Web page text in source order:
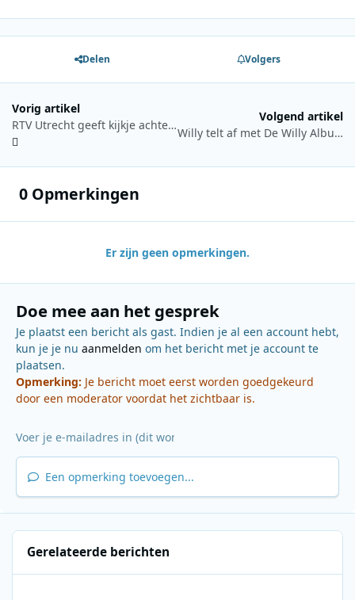
Delen Volgers
Vorig artikel
RTV Utrecht geeft kijkje achter de schermen tijdens Week van het Nieuws
Volgend artikel
Willy telt af met De Willy Album 500 en live finale in Gent
0 Opmerkingen
Er zijn geen opmerkingen.
Doe mee aan het gesprek
Je plaatst een bericht als gast. Indien je al een account hebt,
kun je je nu aanmelden om het bericht met je account te
plaatsen.
Opmerking: Je bericht moet eerst worden goedgekeurd
door een moderator voordat het zichtbaar is.
Een opmerking toevoegen...
Gerelateerde berichten